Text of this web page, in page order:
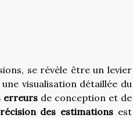
se révèle être un levier
visualisation détaillée du
erreurs de conception et de
des estimations est